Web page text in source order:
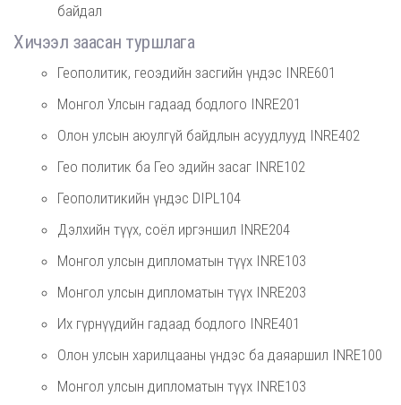
байдал
Хичээл заасан туршлага
Геополитик, геоэдийн засгийн үндэс INRE601
Монгол Улсын гадаад бодлого INRE201
Олон улсын аюулгүй байдлын асуудлууд INRE402
Гео политик ба Гео эдийн засаг INRE102
Геополитикийн үндэс DIPL104
Дэлхийн түүх, соёл иргэншил INRE204
Монгол улсын дипломатын түүх INRE103
Монгол улсын дипломатын түүх INRE203
Их гүрнүүдийн гадаад бодлого INRE401
Олон улсын харилцааны үндэс ба даяаршил INRE100
Монгол улсын дипломатын түүх INRE103